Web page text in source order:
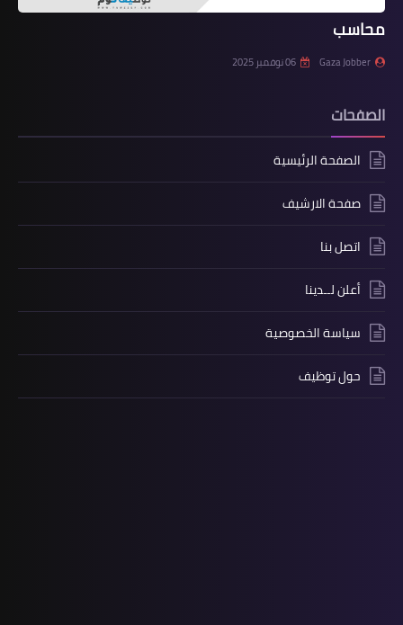
محاسب
Gaza Jobber 06 نوفمبر 2025
الصفحات
الصفحة الرئيسية
صفحة الارشيف
اتصل بنا
أعلن لــدينا
سياسة الخصوصية
حول توظيف